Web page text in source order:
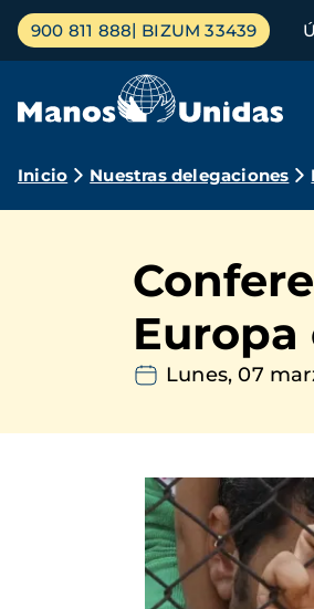
Pasar
contenido
Menú
principal
900 811 888 BIZUM 33439
Ruta
navegación
Inicio Nuestras delegaciones
Europa
Lunes, 07